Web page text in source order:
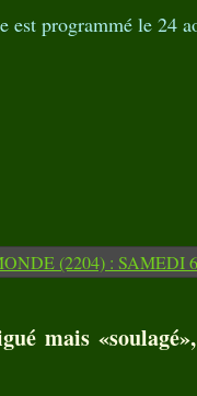
est programmé le 24
mais